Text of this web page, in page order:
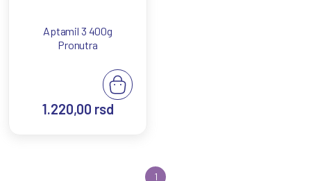
Aptamil 3 400g
Pronutra
1.220,00 rsd
1